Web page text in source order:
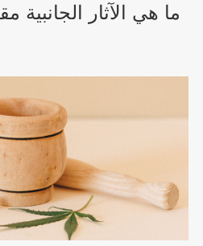
ما هي الآثار